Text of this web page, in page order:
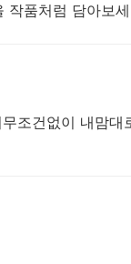
작품처럼 담아보
조건없이 내맘